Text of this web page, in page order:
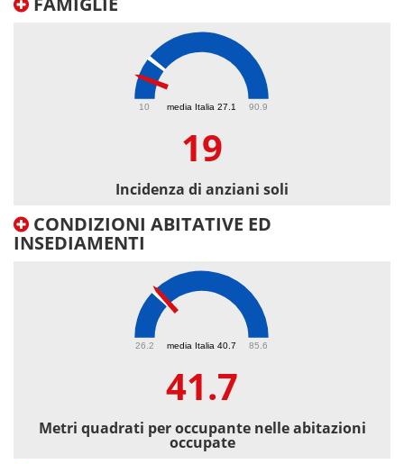
media Italia 27.1
10 90.9
19
Incidenza di anziani soli
CONDIZIONI ABITATIVE ED
INSEDIAMENTI
media Italia 40.7
26.2 85.6
41.7
Metri quadrati per occupante nelle abitazioni
occupate